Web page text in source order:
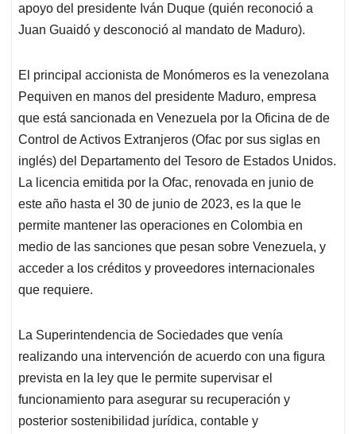
apoyo del presidente Iván Duque (quién reconoció a
Juan Guaidó y desconoció al mandato de Maduro).
El principal accionista de Monómeros es la venezolana
Pequiven en manos del presidente Maduro, empresa
que está sancionada en Venezuela por la Oficina de de
Control de Activos Extranjeros (Ofac por sus siglas en
inglés) del Departamento del Tesoro de Estados Unidos.
La licencia emitida por la Ofac, renovada en junio de
este año hasta el 30 de junio de 2023, es la que le
permite mantener las operaciones en Colombia en
medio de las sanciones que pesan sobre Venezuela, y
acceder a los créditos y proveedores internacionales
que requiere.
La Superintendencia de Sociedades que venía
realizando una intervención de acuerdo con una figura
prevista en la ley que le permite supervisar el
funcionamiento para asegurar su recuperación y
posterior sostenibilidad jurídica, contable y